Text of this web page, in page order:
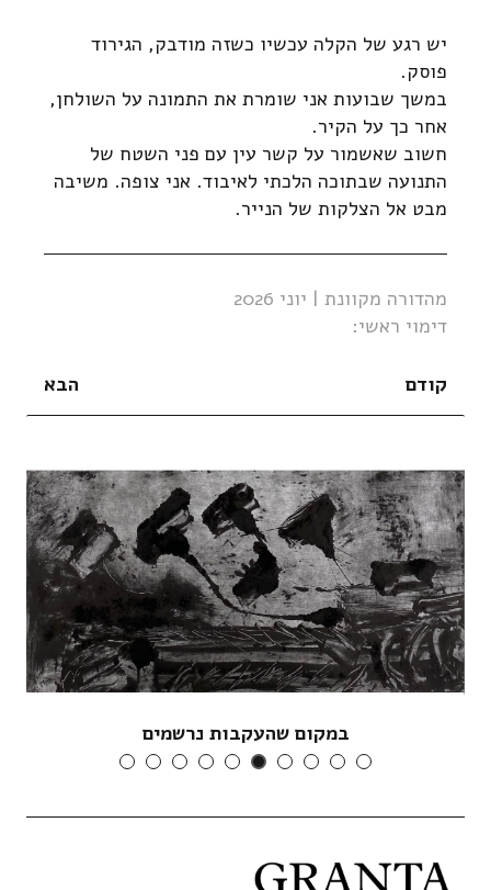
יש רגע של הקלה עכשיו כשזה מודבק, הגירוד
פוסק.
במשך שבועות אני שומרת את התמונה על השולחן,
אחר כך על הקיר.
חשוב שאשמור על קשר עין עם פני השטח של
התנועה שבתוכה הלכתי לאיבוד. אני צופה. משיבה
מבט אל הצלקות של הנייר.
מהדורה מקוונת | יוני 2026
דימוי ראשי:
קודם הבא
במקום שהעקבות נרשמים